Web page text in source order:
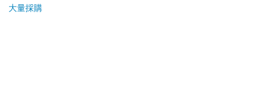
退換貨須知：
大量採購